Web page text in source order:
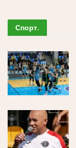
Спорт.